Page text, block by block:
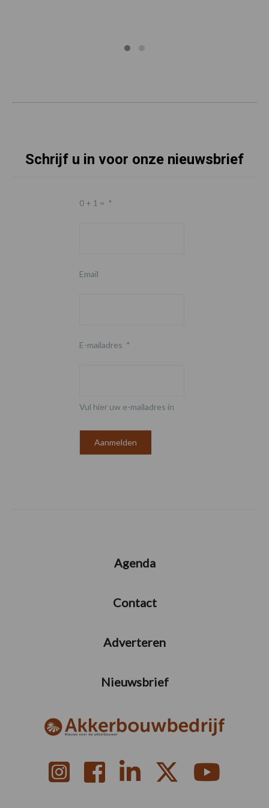
Schrijf u in voor onze nieuwsbrief
0 + 1 = *
Email
E-mailadres *
Vul hier uw e-mailadres in
Agenda
Contact
Adverteren
Nieuwsbrief